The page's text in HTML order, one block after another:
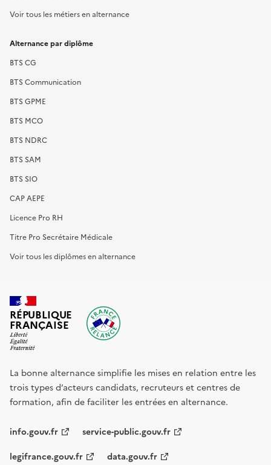
Voir tous les métiers en alternance
Alternance par diplôme
BTS CG
BTS Communication
BTS GPME
BTS MCO
BTS NDRC
BTS SAM
BTS SIO
CAP AEPE
Licence Pro RH
Titre Pro Secrétaire Médicale
Voir tous les diplômes en alternance
RÉPUBLIQUE
FRANÇAISE
La bonne alternance simplifie les mises en relation entre les
trois types d’acteurs candidats, recruteurs et centres de
formation, afin de faciliter les entrées en alternance.
info.gouv.fr service-public.gouv.fr
legifrance.gouv.fr data.gouv.fr